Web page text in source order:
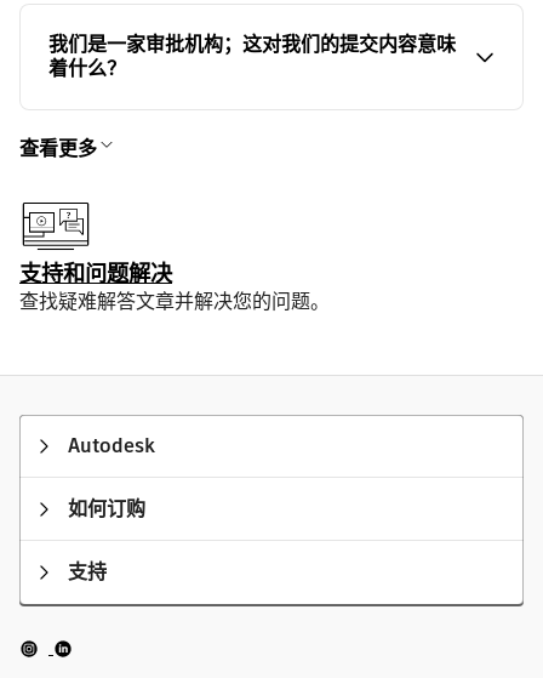
我们是一家审批机构；这对我们的提交内容意味
着什么？
查看更多
支持和问题解决
查找疑难解答文章并解决您的问题。
Autodesk
如何订购
支持